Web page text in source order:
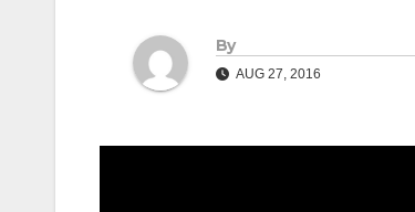
By
AUG 27, 2016